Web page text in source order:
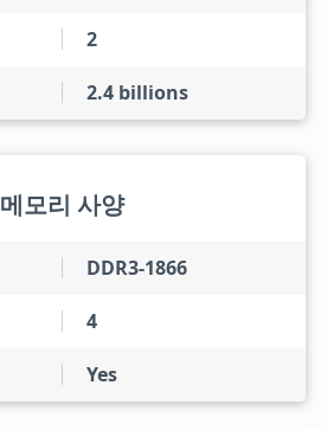
2
2.4 billions
메모리 사양
DDR3-1866
4
Yes